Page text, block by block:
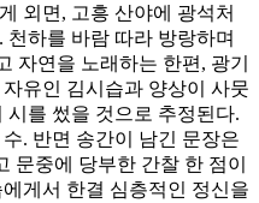
외면, 고흥 산야에 광석처
하를 바람 따라 방랑하며
자연을 노래하는 한편, 광기
유인 김시습과 양상이 사뭇
를 썼을 것으로 추정된다.
. 반면 송간이 남긴 문장은
문중에 당부한 간찰 한 점이
게서 한결 심층적인 정신을